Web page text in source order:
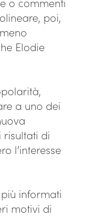
poi,
Elodie
a uno dei
risultati di
l’interesse
informati
motivi di